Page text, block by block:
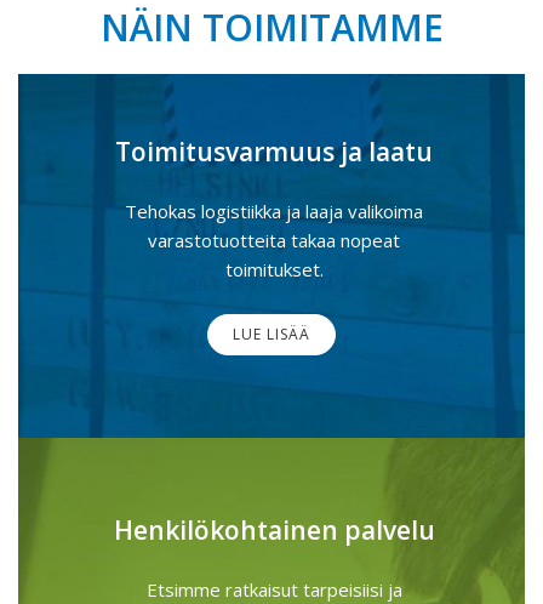
NÄIN TOIMITAMME
Toimitusvarmuus ja laatu
Tehokas logistiikka ja laaja valikoima
varastotuotteita takaa nopeat
toimitukset.
LUE LISÄÄ
Henkilökohtainen palvelu
Etsimme ratkaisut tarpeisiisi ja